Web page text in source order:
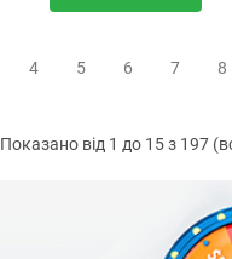
4 5 6 7 8
Показано від 1 до 15 з 197